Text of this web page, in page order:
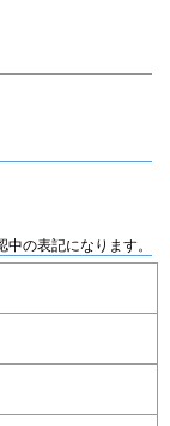
の表記になります。